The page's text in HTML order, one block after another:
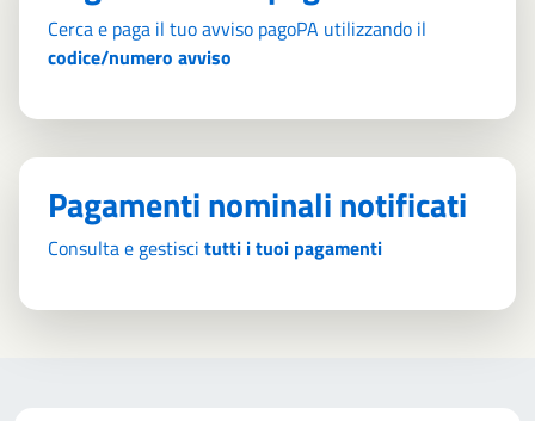
Cerca e paga il tuo avviso pagoPA utilizzando il
codice/numero avviso
Pagamenti nominali notificati
Consulta e gestisci tutti i tuoi pagamenti